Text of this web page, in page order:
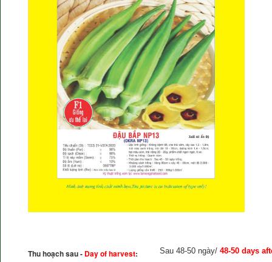
Thu hoạch sau - Day of harvest: Sau 48-50 ngày/ 48-50 days